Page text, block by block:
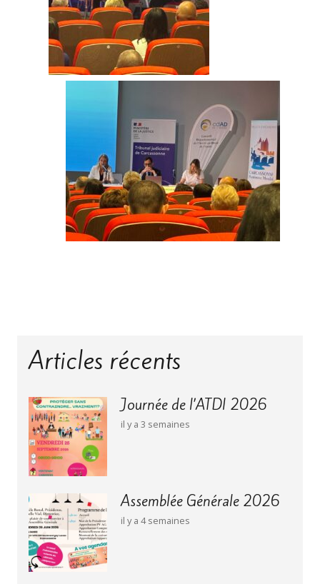
Articles récents
Journée de l’ATDI 2026
il y a 3 semaines
Assemblée Générale 2026
il y a 4 semaines